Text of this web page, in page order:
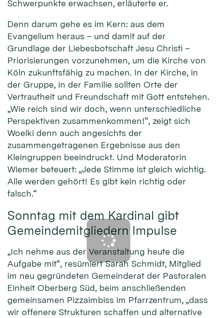
Schwerpunkte erwachsen, erläuterte er.
Denn darum gehe es im Kern: aus dem
Evangelium heraus – und damit auf der
Grundlage der Liebesbotschaft Jesu Christi –
Priorisierungen vorzunehmen, um die Kirche von
Köln zukunftsfähig zu machen. In der Kirche, in
der Gruppe, in der Familie sollten Orte der
Vertrautheit und Freundschaft mit Gott entstehen.
„Wie reich sind wir doch, wenn unterschiedliche
Perspektiven zusammenkommen!“, zeigt sich
Woelki denn auch angesichts der
zusammengetragenen Ergebnisse aus den
Kleingruppen beeindruckt. Und Moderatorin
Wiemer beteuert: „Jede Stimme ist gleich wichtig.
Alle werden gehört! Es gibt kein richtig oder
falsch.“
Sonntag mit dem Kardinal gibt
Gemeindemitgliedern Impulse
„Ich nehme aus der Veranstaltung heute die
Aufgabe mit“, resümiert Sarah Schmidt, Mitglied
im neu gegründeten Gemeinderat der Pastoralen
Einheit Oberberg Süd, beim anschließenden
gemeinsamen Pizzaimbiss im Pfarrzentrum, „dass
wir offenere Strukturen schaffen und alternative